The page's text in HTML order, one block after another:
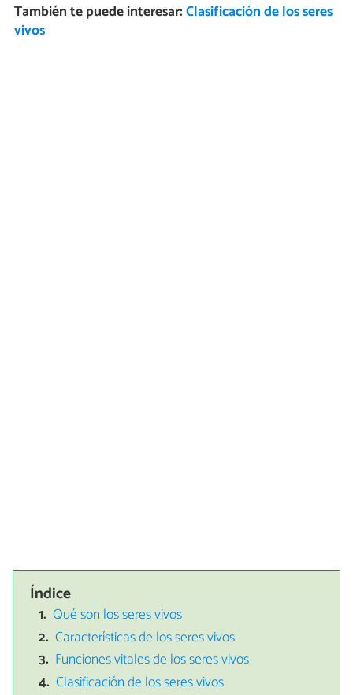
También te puede interesar:Clasificación de los seres
vivos
Índice
Qué son los seres vivos
Características de los seres vivos
Funciones vitales de los seres vivos
Clasificación de los seres vivos